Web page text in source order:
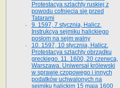
Protestacya szlachty ruskiej z
powodu cofnięcia się przed
Tatarami
9. 1597, 7 stycznia, Halicz.
Instrukcya sejmiku halickiego
posłom na sejm walny
10. 1597, 10 stycznia, Halicz.
Protestacya szlachty obrządku
greckiego. 11. 1600, 20 czerwca,
Warszawa. Uniwersał królewski
w sprawie czopowego i innych
podatków uchwalonych na
sejmiku halickim 15 maja 1600